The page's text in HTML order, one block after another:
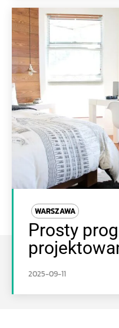
WARSZAWA
Prosty
2025-09-11